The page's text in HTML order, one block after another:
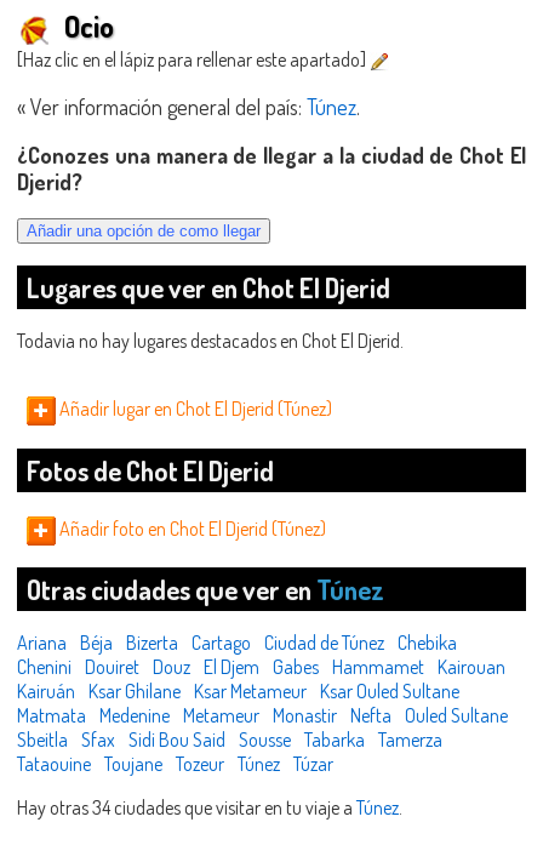
Ocio
[Haz clic en el lápiz para rellenar este apartado]
« Ver información general del país: Túnez.
¿Conozes una manera de llegar a la ciudad de Chot El
Djerid?
Lugares que ver en Chot El Djerid
Todavia no hay lugares destacados en Chot El Djerid.
Añadir lugar en Chot El Djerid (Túnez)
Fotos de Chot El Djerid
Añadir foto en Chot El Djerid (Túnez)
Otras ciudades que ver en Túnez
Ariana Béja Bizerta Cartago Ciudad de Túnez Chebika
Chenini Douiret Douz El Djem Gabes Hammamet Kairouan
Kairuán Ksar Ghilane Ksar Metameur Ksar Ouled Sultane
Matmata Medenine Metameur Monastir Nefta Ouled Sultane
Sbeitla Sfax Sidi Bou Said Sousse Tabarka Tamerza
Tataouine Toujane Tozeur Túnez Túzar
Hay otras 34 ciudades que visitar en tu viaje aTúnez.